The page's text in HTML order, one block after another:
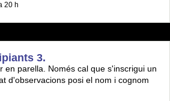
20 h
3.
en parella. Només cal que s'inscrigui un
d'observacions posi el nom i cognom